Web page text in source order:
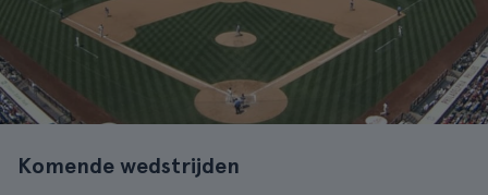
Komende wedstrijden